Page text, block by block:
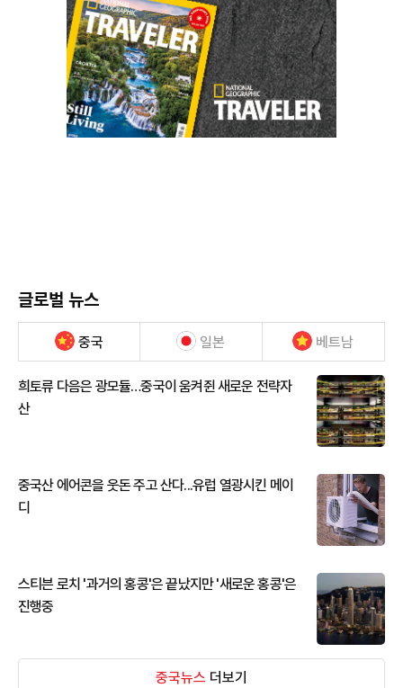
글로벌 뉴스
중국 일본 베트남
희토류 다음은 광모듈…중국이 움켜쥔 새로운 전략자
산
중국산 에어콘을 웃돈 주고 산다...유럽 열광시킨 메이
디
스티븐 로치 '과거의 홍콩'은 끝났지만 '새로운 홍콩'은
진행중
중국뉴스 더보기